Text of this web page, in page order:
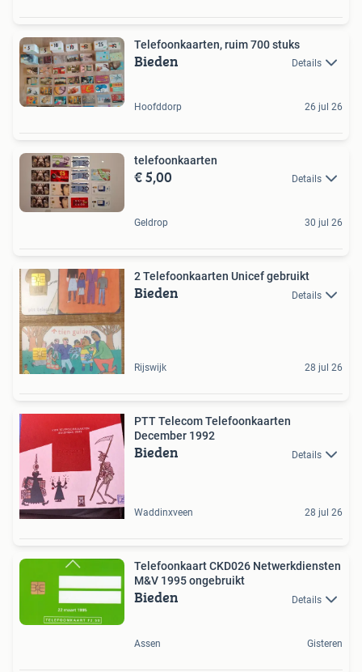
Telefoonkaarten, ruim 700 stuks
Bieden Details
Hoofddorp 26 jul 26
telefoonkaarten
€ 5,00 Details
Geldrop 30 jul 26
2 Telefoonkaarten Unicef gebruikt
Bieden Details
Rijswijk 28 jul 26
PTT Telecom Telefoonkaarten
December 1992
Bieden Details
Waddinxveen 28 jul 26
Telefoonkaart CKD026 Netwerkdiensten
M&V 1995 ongebruikt
Bieden Details
Assen Gisteren